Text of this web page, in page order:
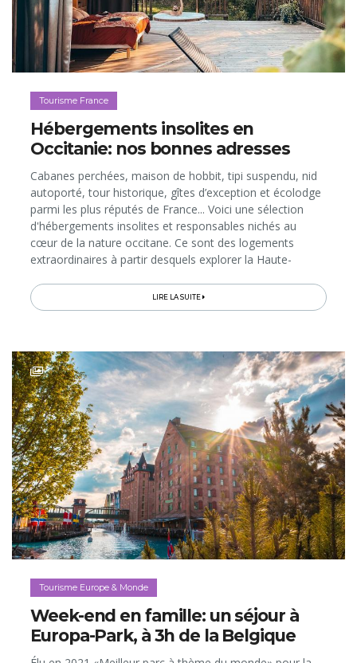
Tourisme France
Hébergements insolites en
Occitanie: nos bonnes adresses
Cabanes perchées, maison de hobbit, tipi suspendu, nid
autoporté, tour historique, gîtes d’exception et écolodge
parmi les plus réputés de France... Voici une sélection
d'hébergements insolites et responsables nichés au
cœur de la nature occitane. Ce sont des logements
extraordinaires à partir desquels explorer la Haute-
LIRE LA SUITE
Tourisme Europe & Monde
Week-end en famille: un séjour à
Europa-Park, à 3h de la Belgique